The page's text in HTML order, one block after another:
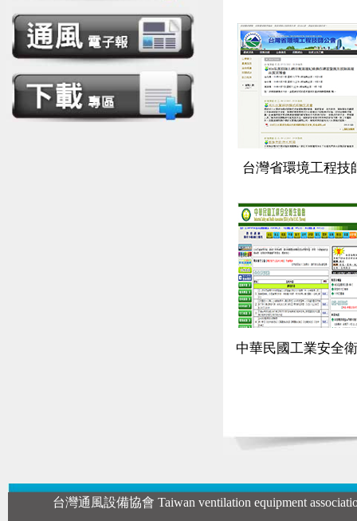
台灣省環境工程技
中華民國工業安全
台灣通風設備協會 Taiwan ventilation equipment